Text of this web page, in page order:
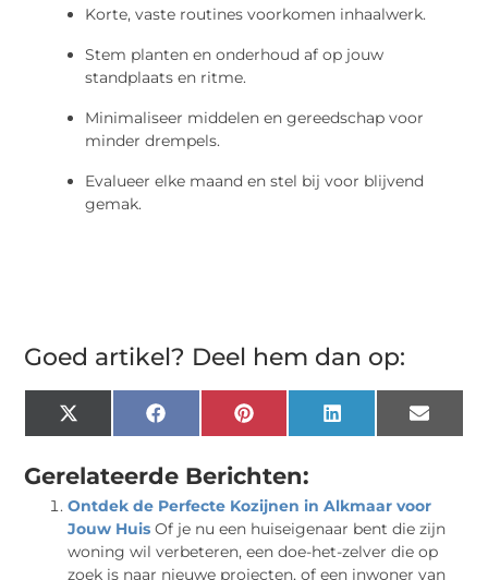
Korte, vaste routines voorkomen inhaalwerk.
Stem planten en onderhoud af op jouw
standplaats en ritme.
Minimaliseer middelen en gereedschap voor
minder drempels.
Evalueer elke maand en stel bij voor blijvend
gemak.
Goed artikel? Deel hem dan op:
X
(Twitter)
FacebookPinterestLinkedInEmail
Gerelateerde Berichten:
Ontdek de Perfecte Kozijnen in Alkmaar voor
Jouw Huis Of je nu een huiseigenaar bent die zijn
woning wil verbeteren, een doe-het-zelver die op
zoek is naar nieuwe projecten, of een inwoner van